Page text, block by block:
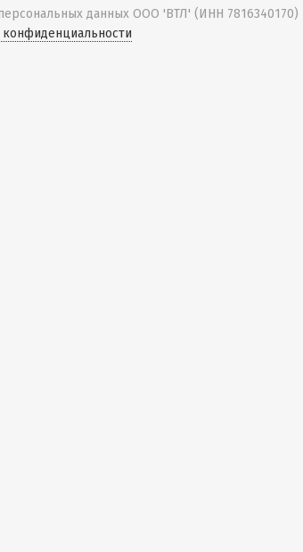
данных ООО 'ВТЛ' (ИНН 7816340170)